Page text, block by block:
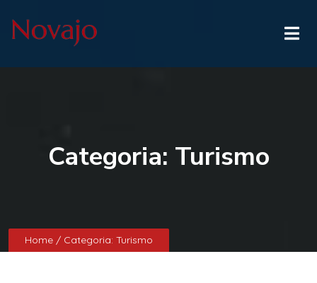
Categoria: Turismo
Home / Categoria: Turismo